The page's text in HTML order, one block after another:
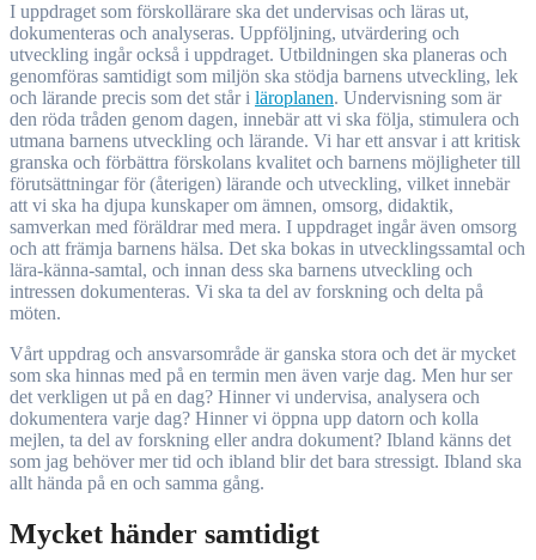
I uppdraget som förskollärare ska det undervisas och läras ut,
dokumenteras och analyseras. Uppföljning, utvärdering och
utveckling ingår också i uppdraget. Utbildningen ska planeras och
genomföras samtidigt som miljön ska stödja barnens utveckling, lek
och lärande precis som det står i läroplanen. Undervisning som är
den röda tråden genom dagen, innebär att vi ska följa, stimulera och
utmana barnens utveckling och lärande. Vi har ett ansvar i att kritisk
granska och förbättra förskolans kvalitet och barnens möjligheter till
förutsättningar för (återigen) lärande och utveckling, vilket innebär
att vi ska ha djupa kunskaper om ämnen, omsorg, didaktik,
samverkan med föräldrar med mera. I uppdraget ingår även omsorg
och att främja barnens hälsa. Det ska bokas in utvecklingssamtal och
lära-känna-samtal, och innan dess ska barnens utveckling och
intressen dokumenteras. Vi ska ta del av forskning och delta på
möten.
Vårt uppdrag och ansvarsområde är ganska stora och det är mycket
som ska hinnas med på en termin men även varje dag. Men hur ser
det verkligen ut på en dag? Hinner vi undervisa, analysera och
dokumentera varje dag? Hinner vi öppna upp datorn och kolla
mejlen, ta del av forskning eller andra dokument? Ibland känns det
som jag behöver mer tid och ibland blir det bara stressigt. Ibland ska
allt hända på en och samma gång.
Mycket händer samtidigt